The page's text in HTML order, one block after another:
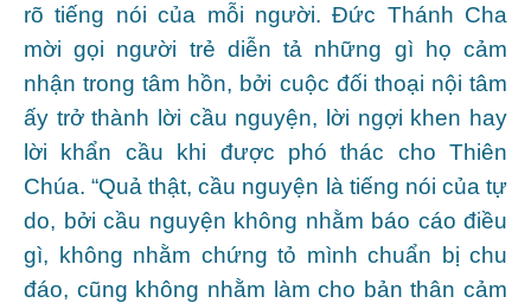
rõ tiếng nói của mỗi người. Đức Thánh Cha
mời gọi người trẻ diễn tả những gì họ cảm
nhận trong tâm hồn, bởi cuộc đối thoại nội tâm
ấy trở thành lời cầu nguyện, lời ngợi khen hay
lời khẩn cầu khi được phó thác cho Thiên
Chúa. “Quả thật, cầu nguyện là tiếng nói của tự
do, bởi cầu nguyện không nhằm báo cáo điều
gì, không nhằm chứng tỏ mình chuẩn bị chu
đáo, cũng không nhằm làm cho bản thân cảm